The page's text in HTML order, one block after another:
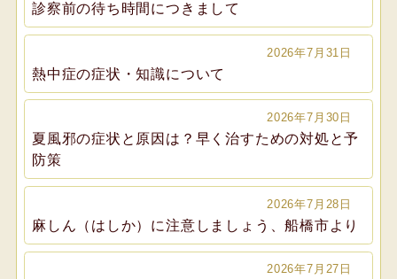
診察前の待ち時間につきまして
2026年7月31日
熱中症の症状・知識について
2026年7月30日
夏風邪の症状と原因は？早く治すための対処と予
防策
2026年7月28日
麻しん（はしか）に注意しましょう、船橋市より
2026年7月27日